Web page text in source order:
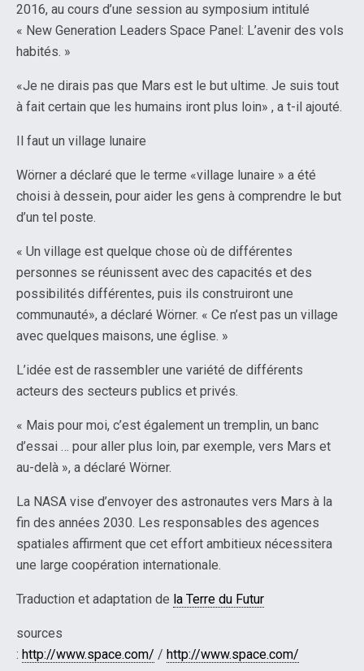
2016, au cours d’une session au symposium intitulé
« New Generation Leaders Space Panel: L’avenir des vols
habités. »
«Je ne dirais pas que Mars est le but ultime. Je suis tout
à fait certain que les humains iront plus loin» , a t-il ajouté.
Il faut un village lunaire
Wörner a déclaré que le terme «village lunaire » a été
choisi à dessein, pour aider les gens à comprendre le but
d’un tel poste.
« Un village est quelque chose où de différentes
personnes se réunissent avec des capacités et des
possibilités différentes, puis ils construiront une
communauté», a déclaré Wörner. « Ce n’est pas un village
avec quelques maisons, une église. »
L’idée est de rassembler une variété de différents
acteurs des secteurs publics et privés.
« Mais pour moi, c’est également un tremplin, un banc
d’essai … pour aller plus loin, par exemple, vers Mars et
au-delà », a déclaré Wörner.
La NASA vise d’envoyer des astronautes vers Mars à la
fin des années 2030. Les responsables des agences
spatiales affirment que cet effort ambitieux nécessitera
une large coopération internationale.
Traduction et adaptation de la Terre du Futur
sources
: http://www.space.com/ / http://www.space.com/